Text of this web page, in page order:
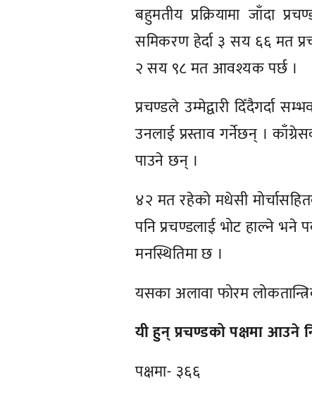
बहुमतीय प्रक्रियामा जाँदा
समिकरण हेर्दा ३ सय ६६ मत
२ सय ९८ मत आवश्यक पर्छ ।
प्रचण्डले उम्मेद्वारी
उनलाई प्रस्ताव गर्नेछन् ।
पाउने छन् ।
४२ मत रहेको मधेसी
पनि प्रचण्डलाई भोट हाल्ने भने
मनस्थितिमा छ ।
यसका अलावा फोरम
यी हुन् प्रचण्डको पक्षमा
पक्षमा- ३६६